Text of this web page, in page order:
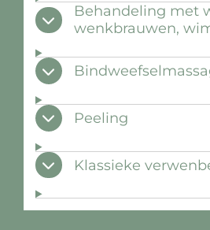
Behandeling met
wenkbrauwen,
Peeling
Klassieke